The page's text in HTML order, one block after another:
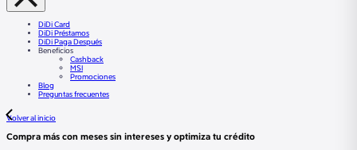
DiDi Card
DiDi Préstamos
DiDi Paga Después
Beneficios
Cashback
MSI
Promociones
Blog
Preguntas frecuentes
Volver al inicio
Compra más con meses sin intereses y optimiza tu crédito